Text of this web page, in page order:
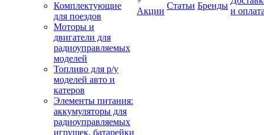
Комплектующие
для поездов
Моторы и
двигатели для
радиоуправляемых
моделей
Топливо для р/у
моделей авто и
катеров
Элементы питания:
аккумуляторы для
радиоуправляемых
игрушек, батарейки
Акции
Статьи Бренды
и